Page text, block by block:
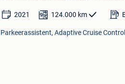
2021 124.000 km
Parkeerassistent, Adaptive Cruise